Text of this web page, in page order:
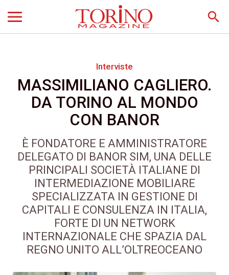
search
Interviste
MASSIMILIANO CAGLIERO.
DA TORINO AL MONDO
CON BANOR
È FONDATORE E AMMINISTRATORE
DELEGATO DI BANOR SIM, UNA DELLE
PRINCIPALI SOCIETÀ ITALIANE DI
INTERMEDIAZIONE MOBILIARE
SPECIALIZZATA IN GESTIONE DI
CAPITALI E CONSULENZA IN ITALIA,
FORTE DI UN NETWORK
INTERNAZIONALE CHE SPAZIA DAL
REGNO UNITO ALL’OLTREOCEANO